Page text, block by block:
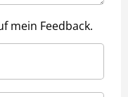
mein Feedback.